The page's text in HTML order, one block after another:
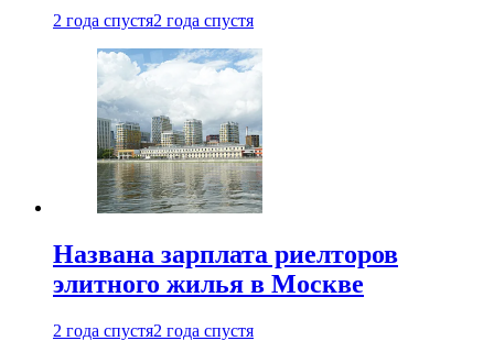
2 года спустя2 года спустя
Названа зарплата риелторов
элитного жилья в Москве
2 года спустя2 года спустя